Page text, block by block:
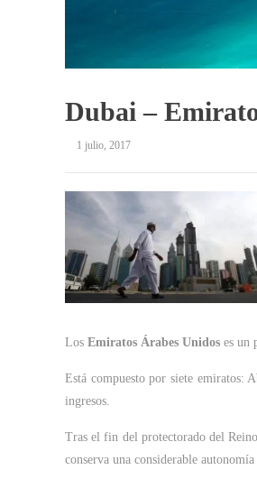
Dubai –
1 julio, 2017
Los Emiratos Árabes Unidos es un
Está compuesto por siete emiratos:
ingresos.
Tras el fin del protectorado del
conserva una considerable